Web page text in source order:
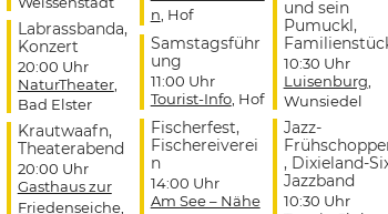
Labrassbanda,
Konzert
20:00 Uhr
NaturTheater,
Bad Elster
Krautwaafn,
Theaterabend
20:00 Uhr
Gasthaus zur
Friedenseiche,
n , Hof
Samstagsführ
ung
11:00 Uhr
Tourist-Info, Hof
Fischerfest,
Fischereiverei
n
14:00 Uhr
Am See – Nähe
und sein
Pumuckl,
10:30 Uhr
Luisenburg
Wunsiedel
Jazz-
, Dixieland-
Jazzband
10:30 Uhr